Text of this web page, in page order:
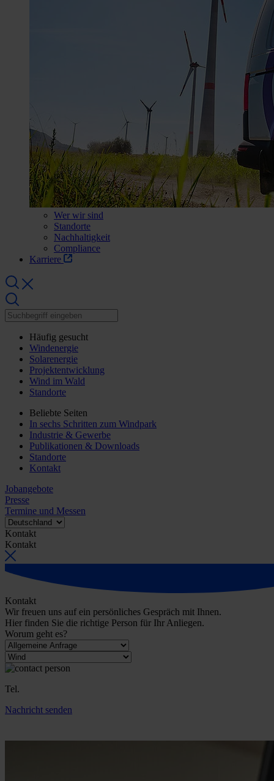
Wer wir sind
Standorte
Nachhaltigkeit
Compliance
Karriere
Häufig gesucht
Windenergie
Solarenergie
Projektentwicklung
Wind im Wald
Standorte
Beliebte Seiten
In sechs Schritten zum Windpark
Industrie & Gewerbe
Publikationen & Downloads
Standorte
Kontakt
Jobangebote
Presse
Termine und Messen
Kontakt
Kontakt
Kontakt
Wir freuen uns auf ein persönliches Gespräch mit Ihnen.
Hier finden Sie die richtige Person für Ihr Anliegen.
Worum geht es?
Tel.
Nachricht senden